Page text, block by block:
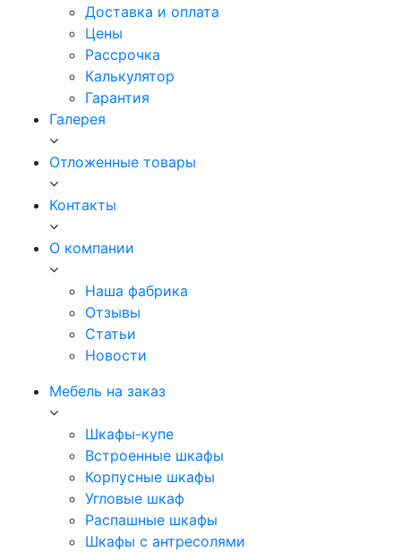
Доставка и оплата
Цены
Рассрочка
Калькулятор
Гарантия
Галерея
Отложенные товары
Контакты
О компании
Наша фабрика
Отзывы
Статьи
Новости
Мебель на заказ
Шкафы-купе
Встроенные шкафы
Корпусные шкафы
Угловые шкаф
Распашные шкафы
Шкафы с антресолями